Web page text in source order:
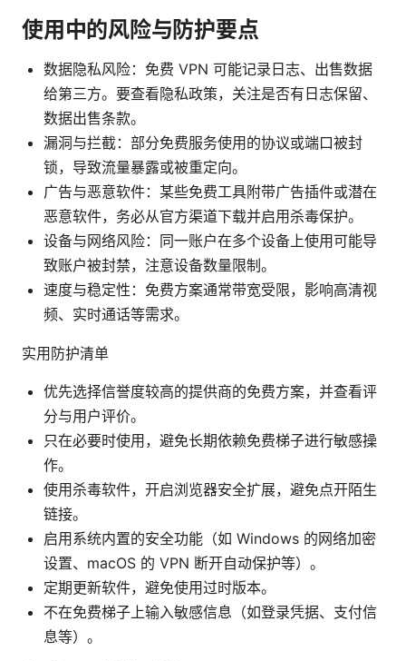
使用中的风险与防护要点
数据隐私风险：免费 VPN 可能记录日志、出售数据
给第三方。要查看隐私政策，关注是否有日志保留、
数据出售条款。
漏洞与拦截：部分免费服务使用的协议或端口被封
锁，导致流量暴露或被重定向。
广告与恶意软件：某些免费工具附带广告插件或潜在
恶意软件，务必从官方渠道下载并启用杀毒保护。
设备与网络风险：同一账户在多个设备上使用可能导
致账户被封禁，注意设备数量限制。
速度与稳定性：免费方案通常带宽受限，影响高清视
频、实时通话等需求。
实用防护清单
优先选择信誉度较高的提供商的免费方案，并查看评
分与用户评价。
只在必要时使用，避免长期依赖免费梯子进行敏感操
作。
使用杀毒软件，开启浏览器安全扩展，避免点开陌生
链接。
启用系统内置的安全功能（如 Windows 的网络加密
设置、macOS 的 VPN 断开自动保护等）。
定期更新软件，避免使用过时版本。
不在免费梯子上输入敏感信息（如登录凭据、支付信
息等）。